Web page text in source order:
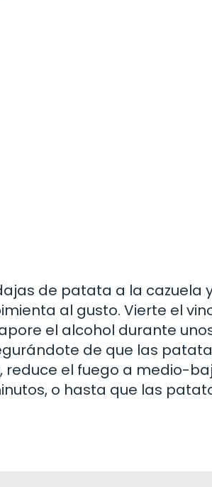
de patata a la cazuela
al gusto. Vierte el
el alcohol durante
de que las
reduce el fuego a medio-
o hasta que las